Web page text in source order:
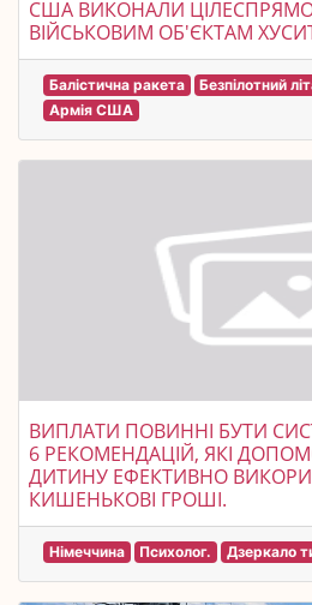
США ВИКОНАЛИ
ВІЙСЬКОВИМ ОБ'ЄКТАМ
Балістична ракета
Безпілотний
Армія США
ВИПЛАТИ ПОВИННІ БУТИ
6 РЕКОМЕНДАЦІЙ, ЯКІ
ДИТИНУ ЕФЕКТИВНО
КИШЕНЬКОВІ ГРОШІ.
Німеччина Психолог. Дзеркало